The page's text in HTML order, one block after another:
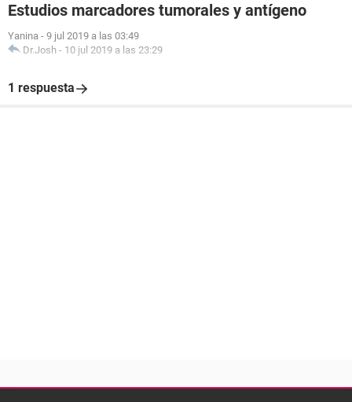
Estudios marcadores tumorales y antígeno
Yanina - 9 jul 2019 a las 03:49
Dr.Josh - 10 jul 2019 a las 23:29
1 respuesta